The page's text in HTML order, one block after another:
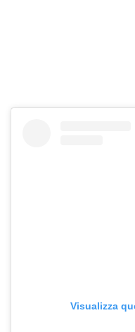
Visualizza